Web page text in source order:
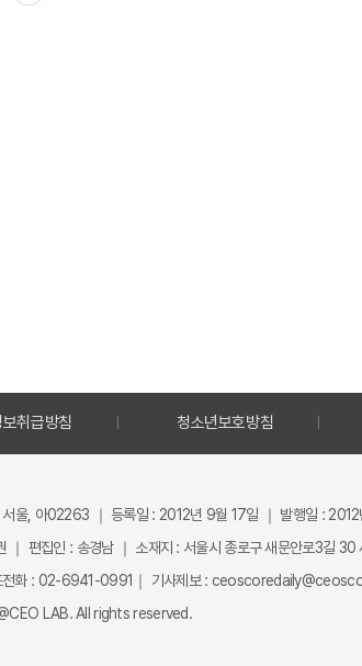
취급방침 청소년보호방침
울, 아02263 ｜ 등록일 : 2012년 9월 17일 ｜ 발행일 :
｜ 편집인 : 송경남 ｜ 소재지 : 서울시 종로구 새문안로3길 30
전화 : 02-6941-0991｜ 기사제보 :
LAB. All rights reserved.